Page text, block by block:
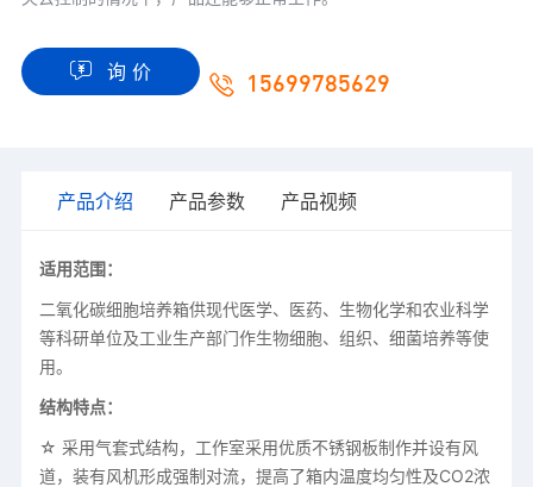
询 价 15699785629
产品介绍 产品参数 产品视频
适用范围：
二氧化碳细胞培养箱供现代医学、医药、生物化学和农业科学
等科研单位及工业生产部门作生物细胞、组织、细菌培养等使
用。
结构特点：
☆ 采用气套式结构，工作室采用优质不锈钢板制作并设有风
道，装有风机形成强制对流，提高了箱内温度均匀性及CO2浓